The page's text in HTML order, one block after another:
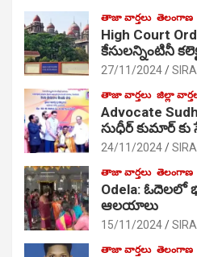
తాజా వార్తలు తెలంగాణ
High Court
కేసులన్నింటినీ
27/11/2024
తాజా వార్తలు జిల్లా
Advocate
సుధీర్ కుమార్
24/11/2024
తాజా వార్తలు తెలంగాణ
Odela: ఓదెల‌లో
ఆల‌యాలు
15/11/2024
తాజా వార్తలు తెలంగాణ